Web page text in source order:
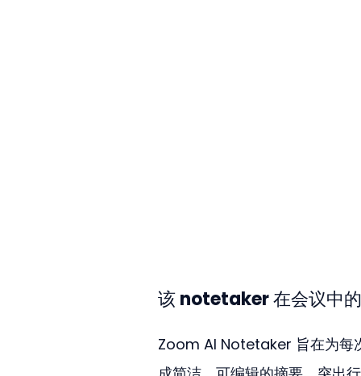
该 notetaker 在会议中
Zoom AI Notetaker 旨在为每